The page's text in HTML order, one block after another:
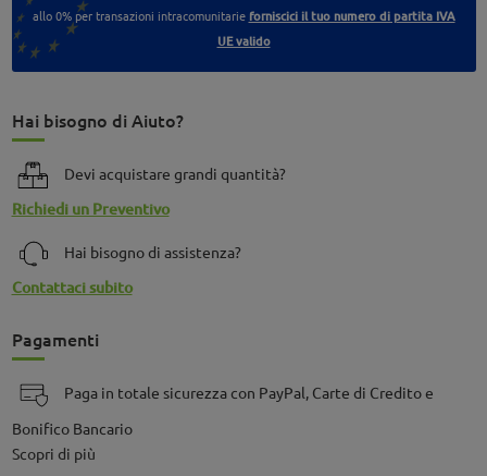
allo 0% per transazioni intracomunitarie forniscici il tuo numero di partita IVA
UE valido
Hai bisogno di Aiuto?
Devi acquistare grandi quantità?
Richiedi un Preventivo
Hai bisogno di assistenza?
Contattaci subito
Pagamenti
Paga in totale sicurezza con PayPal, Carte di Credito e
Bonifico Bancario
Scopri di più